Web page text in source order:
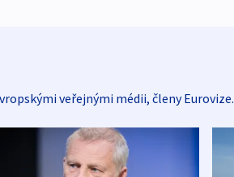
veřejnými médii, členy Eurovize.